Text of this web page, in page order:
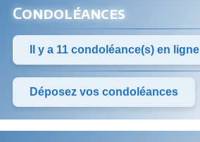
Condoléances
Il y a 11 condoléance(s) en ligne
Déposez vos condoléances